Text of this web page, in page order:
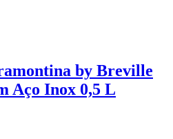
by Breville
Aço Inox 0,5 L